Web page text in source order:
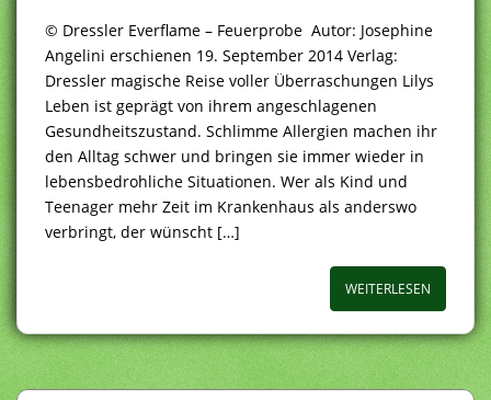
© Dressler Everflame – Feuerprobe Autor: Josephine
Angelini erschienen 19. September 2014 Verlag:
Dressler magische Reise voller Überraschungen Lilys
Leben ist geprägt von ihrem angeschlagenen
Gesundheitszustand. Schlimme Allergien machen ihr
den Alltag schwer und bringen sie immer wieder in
lebensbedrohliche Situationen. Wer als Kind und
Teenager mehr Zeit im Krankenhaus als anderswo
verbringt, der wünscht […]
WEITERLESEN